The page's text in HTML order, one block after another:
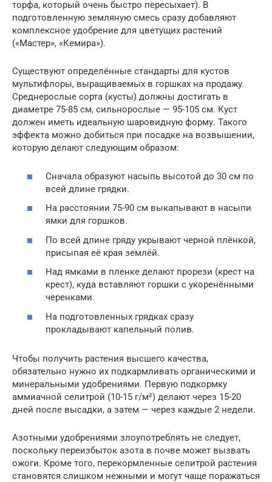
торфа, который очень быстро пересыхает). В
подготовленную земляную смесь сразу добавляют
комплексное удобрение для цветущих растений
(«Мастер», «Кемира»).
Существуют определённые стандарты для кустов
мультифлоры, выращиваемых в горшках на продажу.
Среднерослые сорта (кусты) должны достигать в
диаметре 75-85 см, сильнорослые — 95-105 см. Куст
должен иметь идеальную шаровидную форму. Такого
эффекта можно добиться при посадке на возвышении,
которую делают следующим образом:
Сначала образуют насыпь высотой до 30 см по
всей длине грядки.
На расстоянии 75-90 см выкапывают в насыпи
ямки для горшков.
По всей длине гряду укрывают черной плёнкой,
присыпая её края землёй.
Над ямками в пленке делают прорези (крест на
крест), куда вставляют горшки с укоренёнными
черенками.
На подготовленных грядках сразу
прокладывают капельный полив.
Чтобы получить растения высшего качества,
обязательно нужно их подкармливать органическими и
минеральными удобрениями. Первую подкормку
аммиачной селитрой (10-15 г/м²) делают через 15-20
дней после высадки, а затем — через каждые 2 недели.
Азотными удобрениями злоупотреблять не следует,
поскольку переизбыток азота в почве может вызвать
ожоги. Кроме того, перекормленные селитрой растения
становятся слишком нежными и могут чаще поражаться